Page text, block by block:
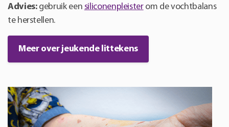
Advies:gebruik een siliconenpleisterom de vochtbalans
te herstellen.
Meer over jeukende littekens